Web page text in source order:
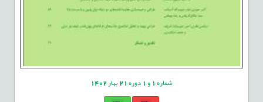
شماره1 و 1 دوره21بهار1402